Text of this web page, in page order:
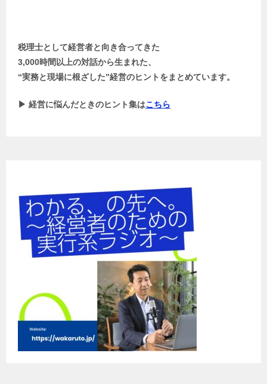
税理士として経営者と向き合ってきた
3,000時間以上の対話から生まれた、
“実務と現場に根ざした”経営のヒントをまとめています。
▶ 経営に悩んだときのヒント集はこちら